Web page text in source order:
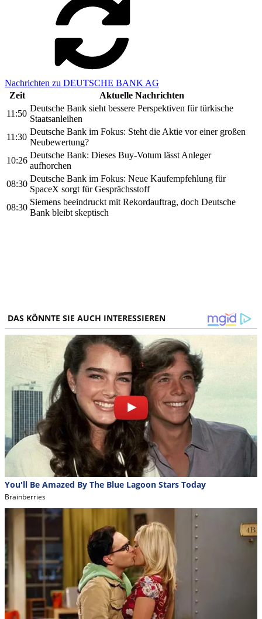
Nachrichten zu DEUTSCHE BANK AG
Zeit
Aktuelle Nachrichten
11:50
Deutsche Bank sieht bessere Perspektiven für türkische
Staatsanleihen
11:30
Deutsche Bank im Fokus: Steht die Aktie vor einer großen
Neubewertung?
10:26
Deutsche Bank: Dieses Buy-Votum lässt Anleger
aufhorchen
08:30
Deutsche Bank im Fokus: Neue Kaufempfehlung für
SpaceX sorgt für Gesprächsstoff
08:30
Siemens beeindruckt mit Rekordauftrag, doch Deutsche
Bank bleibt skeptisch